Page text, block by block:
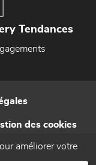
Tendances
des cookies
améliorer votre